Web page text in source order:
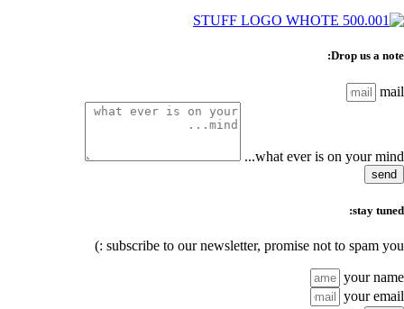
Drop us a note:
mail
what ever is on your mind...
send
stay tuned:
subscribe to our newsletter, promise not to spam you :)
your name
your email